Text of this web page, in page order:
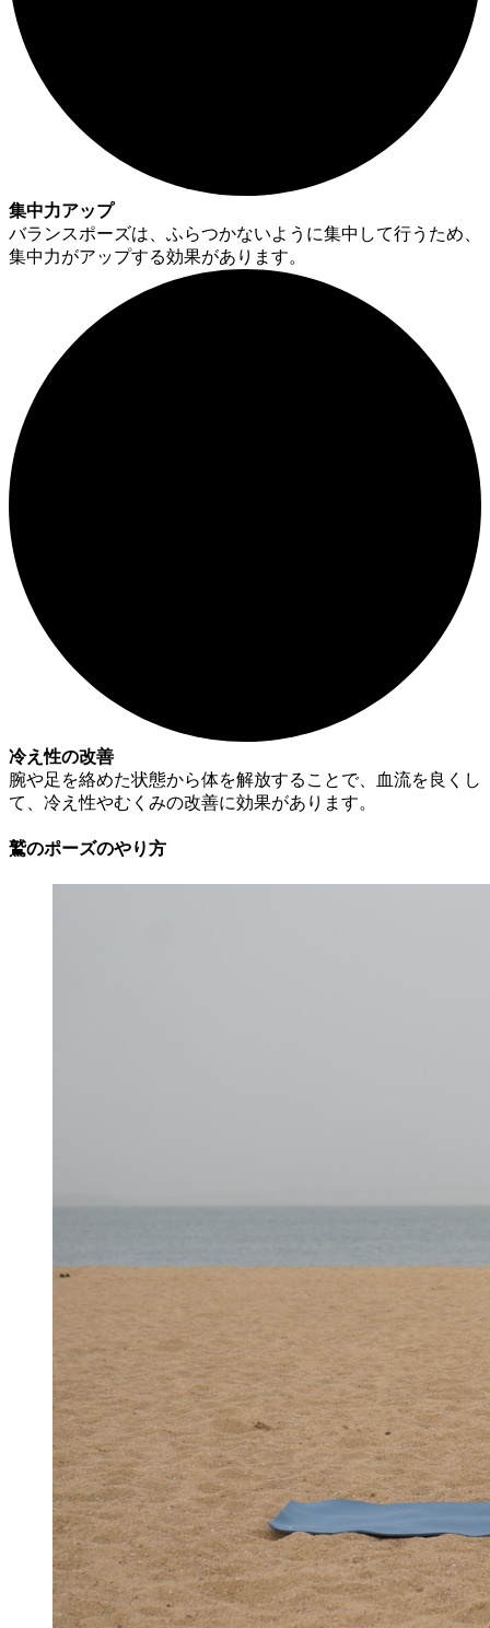
集中力アップ
バランスポーズは、ふらつかないように集中して行うため、
集中力がアップする効果があります。
冷え性の改善
腕や足を絡めた状態から体を解放することで、血流を良くし
て、冷え性やむくみの改善に効果があります。
鷲のポーズのやり方